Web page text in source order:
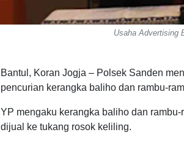
Usaha Advertising
Bantul, Koran Jogja – Polsek Sanden
pencurian kerangka baliho dan rambu-
YP mengaku kerangka baliho dan
dijual ke tukang rosok keliling.